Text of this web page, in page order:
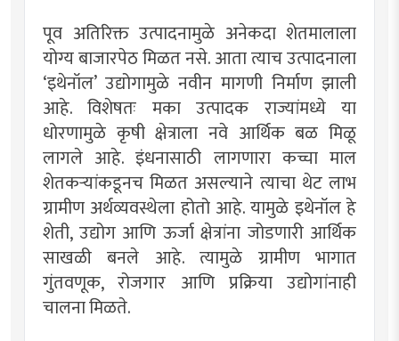
पूव अतिरिक्त उत्पादनामुळे अनेकदा शेतमालाला
योग्य बाजारपेठ मिळत नसे. आता त्याच उत्पादनाला
‌‘इथेनॉल‌’ उद्योगामुळे नवीन मागणी निर्माण झाली
आहे. विशेषतः मका उत्पादक राज्यांमध्ये या
धोरणामुळे कृषी क्षेत्राला नवे आर्थिक बळ मिळू
लागले आहे. इंधनासाठी लागणारा कच्चा माल
शेतकऱ्यांकडूनच मिळत असल्याने त्याचा थेट लाभ
ग्रामीण अर्थव्यवस्थेला होतो आहे. यामुळे इथेनॉल हे
शेती, उद्योग आणि ऊर्जा क्षेत्रांना जोडणारी आर्थिक
साखळी बनले आहे. त्यामुळे ग्रामीण भागात
गुंतवणूक, रोजगार आणि प्रक्रिया उद्योगांनाही
चालना मिळते.